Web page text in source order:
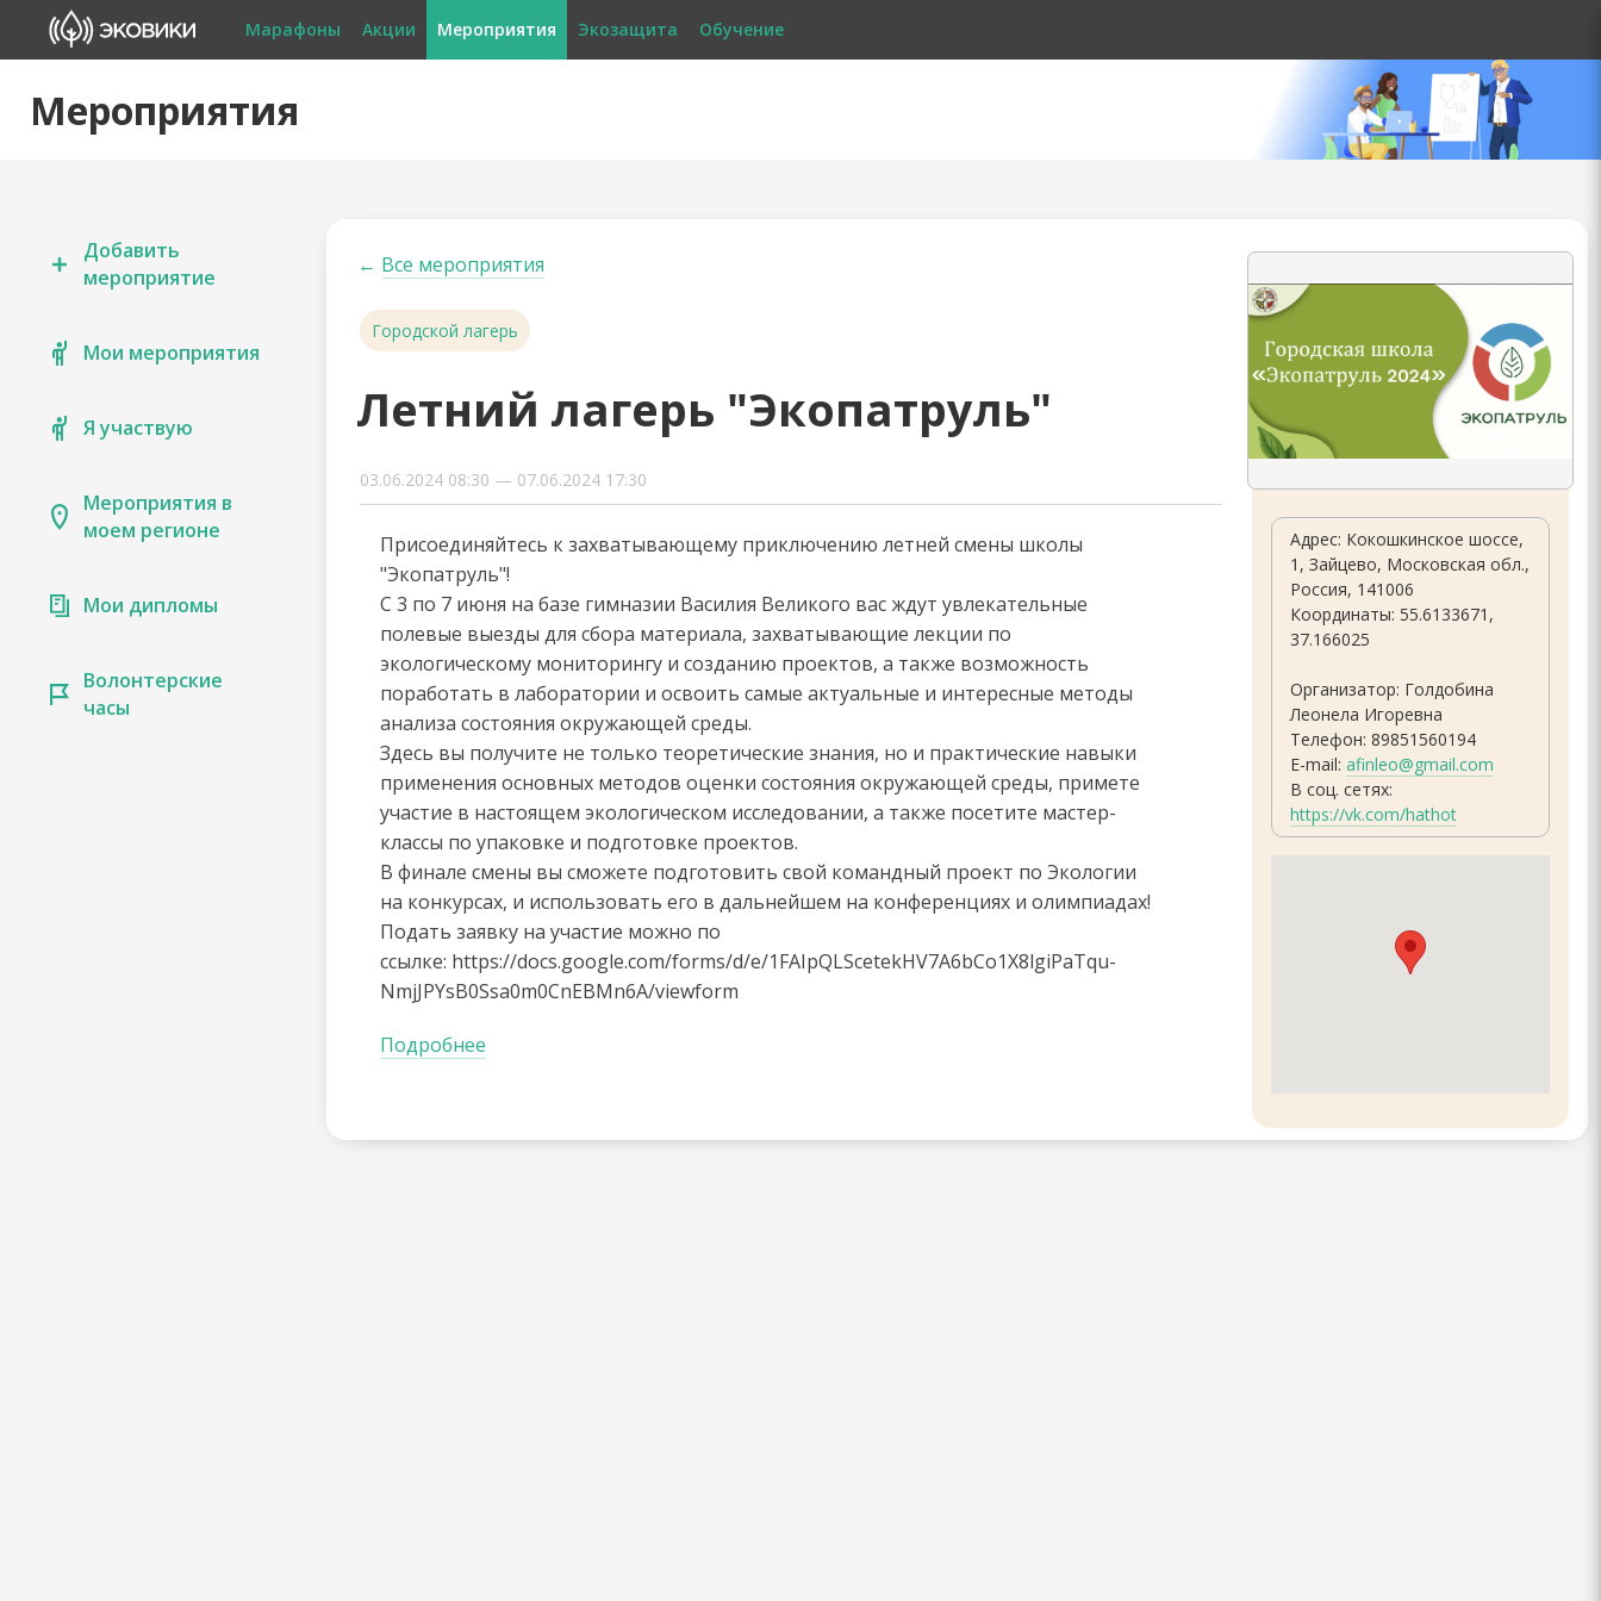
Марафоны Акции Мероприятия Экозащита Обучение
Мероприятия
Добавить
мероприятие
Мои мероприятия
Я участвую
Мероприятия в
моем регионе
Мои дипломы
Волонтерские
часы
← Все мероприятия
Городской лагерь
Летний лагерь "Экопатруль"
03.06.2024 08:30 — 07.06.2024 17:30
Присоединяйтесь к захватывающему приключению летней смены школы
"Экопатруль"!
С 3 по 7 июня на базе гимназии Василия Великого вас ждут увлекательные
полевые выезды для сбора материала, захватывающие лекции по
экологическому мониторингу и созданию проектов, а также возможность
поработать в лаборатории и освоить самые актуальные и интересные методы
анализа состояния окружающей среды.
Здесь вы получите не только теоретические знания, но и практические навыки
применения основных методов оценки состояния окружающей среды, примете
участие в настоящем экологическом исследовании, а также посетите мастер-
классы по упаковке и подготовке проектов.
В финале смены вы сможете подготовить свой командный проект по Экологии
на конкурсах, и использовать его в дальнейшем на конференциях и олимпиадах!
Подать заявку на участие можно по
ссылке: https://docs.google.com/forms/d/e/1FAIpQLScetekHV7A6bCo1X8lgiPaTqu-
NmjJPYsB0Ssa0m0CnEBMn6A/viewform
Подробнее
Адрес: Кокошкинское шоссе,
1, Зайцево, Московская обл.,
Россия, 141006
Координаты: 55.6133671,
37.166025
Организатор: Голдобина
Леонела Игоревна
Телефон: 89851560194
E-mail:afinleo@gmail.com
В соц. сетях:
https://vk.com/hathot